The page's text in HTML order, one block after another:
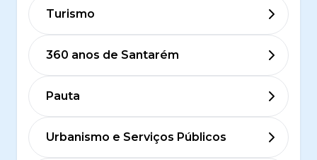
Turismo
360 anos de Santarém
Pauta
Urbanismo e Serviços Públicos